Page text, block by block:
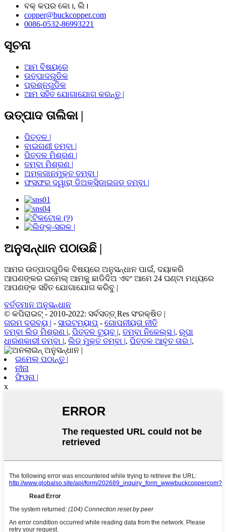
ବକ୍ କପର କୋ।, ଲି।
copper@buckcopper.com
0086-0532-86993221
ସୂଚନା
ଆମ ବିଷୟରେ
ଉତ୍ପାଦଗୁଡିକ
ପ୍ରଶ୍ନଗୁଡିକ
ଆମ ସହିତ ଯୋଗାଯୋଗ କରନ୍ତୁ |
ଉତ୍ପାଦ ତାଲିକା |
ପିତ୍ତଳ |
ବାଇଗଣୀ ତମ୍ବା |
ପିତ୍ତଳ ମିଶ୍ରଣ |
ତମ୍ବା ମିଶ୍ରଣ |
ଅମ୍ଳଜାନମୁକ୍ତ ତମ୍ବା |
ଫସଫର ଦ୍ୱାରା ଡିଅକ୍ସିଡାଇଜଡ୍ ତମ୍ବା |
ଅନୁସନ୍ଧାନ ପଠାଉଛି |
ଆମର ଉତ୍ପାଦଗୁଡିକ ବିଷୟରେ ଅନୁସନ୍ଧାନ ପାଇଁ, ଦୟାକରି
ଆପଣଙ୍କର ଇମେଲ୍ ଆମକୁ ଛାଡିଦିଅ ଏବଂ ଆମେ 24 ଘଣ୍ଟା ମଧ୍ୟରେ
ଆପଣଙ୍କ ସହିତ ଯୋଗାଯୋଗ କରିବୁ |
ବର୍ତ୍ତମାନ ଅନୁସନ୍ଧାନ
© କପିରାଇଟ୍ - 2010-2022: ସର୍ବସତ୍ତ୍ Res ସଂରକ୍ଷିତ |
ଗରମ ଦ୍ରବ୍ୟ | - ସାଇଟମ୍ୟାପ୍ - ଗୋପନୀୟତା ନୀତି
ତମ୍ବା ଲିଡ୍ ମିଶ୍ରଣ |, ପିତ୍ତଳ ଟ୍ୟୁବ୍ |, ତମ୍ବା ନିକେଲ୍ସ |, ରୂପା
ଧାରଣକାରୀ ତମ୍ବା |, ଲିଡ୍ ମୁକ୍ତ ତମ୍ବା |, ପିତ୍ତଳ ଆବୃତ ତାର |,
ଇମେଲ୍ ପଠାନ୍ତୁ |
ନୀନା
ଫିଓନା |
x